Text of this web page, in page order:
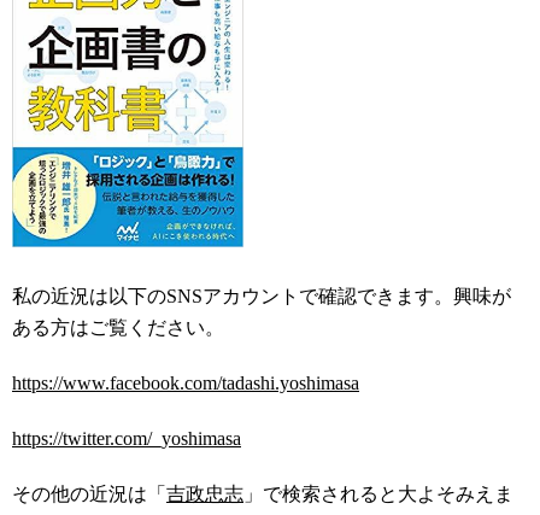
私の近況は以下のSNSアカウントで確認できます。興味が
ある方はご覧ください。
https://www.facebook.com/tadashi.yoshimasa
https://twitter.com/_yoshimasa
その他の近況は「 吉政忠志 」で検索されると大よそみえま